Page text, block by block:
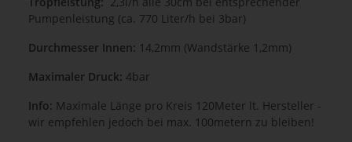
Pumpenleistung (ca. 770 Liter/h bei 3bar)
Durchmesser Innen: 14,2mm (Wandstärke 1,2mm)
Maximaler Druck: 4bar
Info: Maximale Länge pro Kreis 120Meter lt. Hersteller -
wir empfehlen jedoch bei max. 100metern zu bleiben!